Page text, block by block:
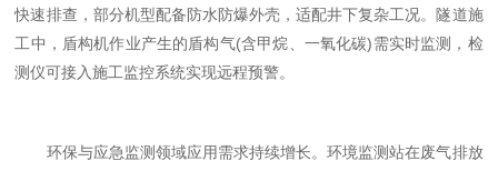
快速排查，部分机型配备防水防爆外壳，适配井下复杂工况。隧道施
工中，盾构机作业产生的盾构气(含甲烷、一氧化碳)需实时监测，检
测仪可接入施工监控系统实现远程预警。
环保与应急监测领域应用需求持续增长。环境监测站在废气排放